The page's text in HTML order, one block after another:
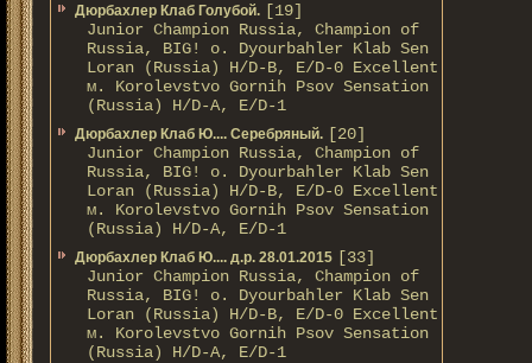
Дюрбахлер Клаб Голубой. [19]
Junior Champion Russia, Champion of
Russia, BIG! о. Dyourbahler Klab Sen
Loran (Russia) H/D-B, E/D-0 Excellent
м. Korolevstvo Gornih Psov Sensation
(Russia) H/D-A, E/D-1
Дюрбахлер Клаб Ю.... Серебряный. [20]
Junior Champion Russia, Champion of
Russia, BIG! о. Dyourbahler Klab Sen
Loran (Russia) H/D-B, E/D-0 Excellent
м. Korolevstvo Gornih Psov Sensation
(Russia) H/D-A, E/D-1
Дюрбахлер Клаб Ю.... д.р. 28.01.2015 [33]
Junior Champion Russia, Champion of
Russia, BIG! о. Dyourbahler Klab Sen
Loran (Russia) H/D-B, E/D-0 Excellent
м. Korolevstvo Gornih Psov Sensation
(Russia) H/D-A, E/D-1